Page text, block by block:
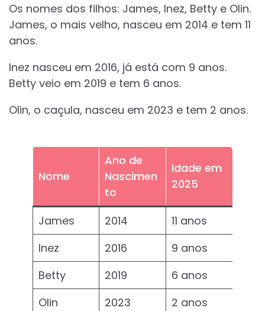
Os nomes dos filhos: James, Inez, Betty e Olin.
James, o mais velho, nasceu em 2014 e tem 11
anos.
Inez nasceu em 2016, já está com 9 anos.
Betty veio em 2019 e tem 6 anos.
Olin, o caçula, nasceu em 2023 e tem 2 anos.
Nome
Ano de
Nascimen
to
Idade em
2025
James 2014
11 anos
Inez
2016
9 anos
Betty
2019
6 anos
Olin
2023 2 anos